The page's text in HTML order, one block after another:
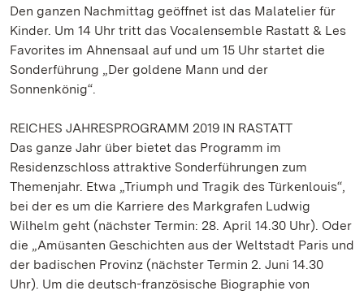
Den ganzen Nachmittag geöffnet ist das Malatelier für
Kinder. Um 14 Uhr tritt das Vocalensemble Rastatt & Les
Favorites im Ahnensaal auf und um 15 Uhr startet die
Sonderführung „Der goldene Mann und der
Sonnenkönig“.
REICHES JAHRESPROGRAMM 2019 IN RASTATT
Das ganze Jahr über bietet das Programm im
Residenzschloss attraktive Sonderführungen zum
Themenjahr. Etwa „Triumph und Tragik des Türkenlouis“,
bei der es um die Karriere des Markgrafen Ludwig
Wilhelm geht (nächster Termin: 28. April 14.30 Uhr). Oder
die „Amüsanten Geschichten aus der Weltstadt Paris und
der badischen Provinz (nächster Termin 2. Juni 14.30
Uhr). Um die deutsch-französische Biographie von